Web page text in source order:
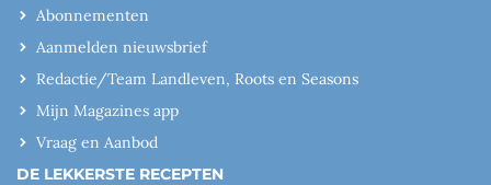
Abonnementen
Aanmelden nieuwsbrief
Redactie/Team Landleven, Roots en Seasons
Mijn Magazines app
Vraag en Aanbod
DE LEKKERSTE RECEPTEN